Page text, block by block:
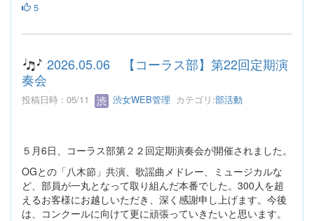
5
2026.05.06 【コーラス部】第22回定期演
奏会
投稿日時 : 05/11 渋女WEB管理 カテゴリ:部活動
５月6日、コーラス部第２２回定期演奏会が開催されました。
OGとの「八木節」共演、歌謡曲メドレー、ミュージカルな
ど、部員が一丸となって取り組んだ本番でした。300人を超
えるお客様にお越しいただき、深く感謝申し上げます。今後
は、コンクールに向けて更に頑張っていきたいと思います。